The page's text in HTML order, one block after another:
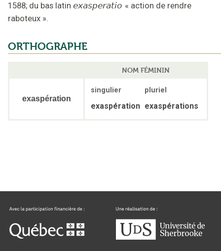
1588; du bas latin exasperatio « action de rendre
raboteux ».
ORTHOGRAPHE
NOM FÉMININ
exaspération
singulier pluriel
exaspération exaspérations